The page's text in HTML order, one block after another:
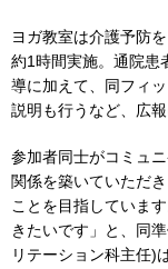
ヨガ教室は介護予防
約1時間実施。通院患
導に加えて、同フィ
説明も行うなど、広報
参加者同士がコミュ
関係を築いていただ
ことを目指していま
きたいです」と、同
リテーション科主任)